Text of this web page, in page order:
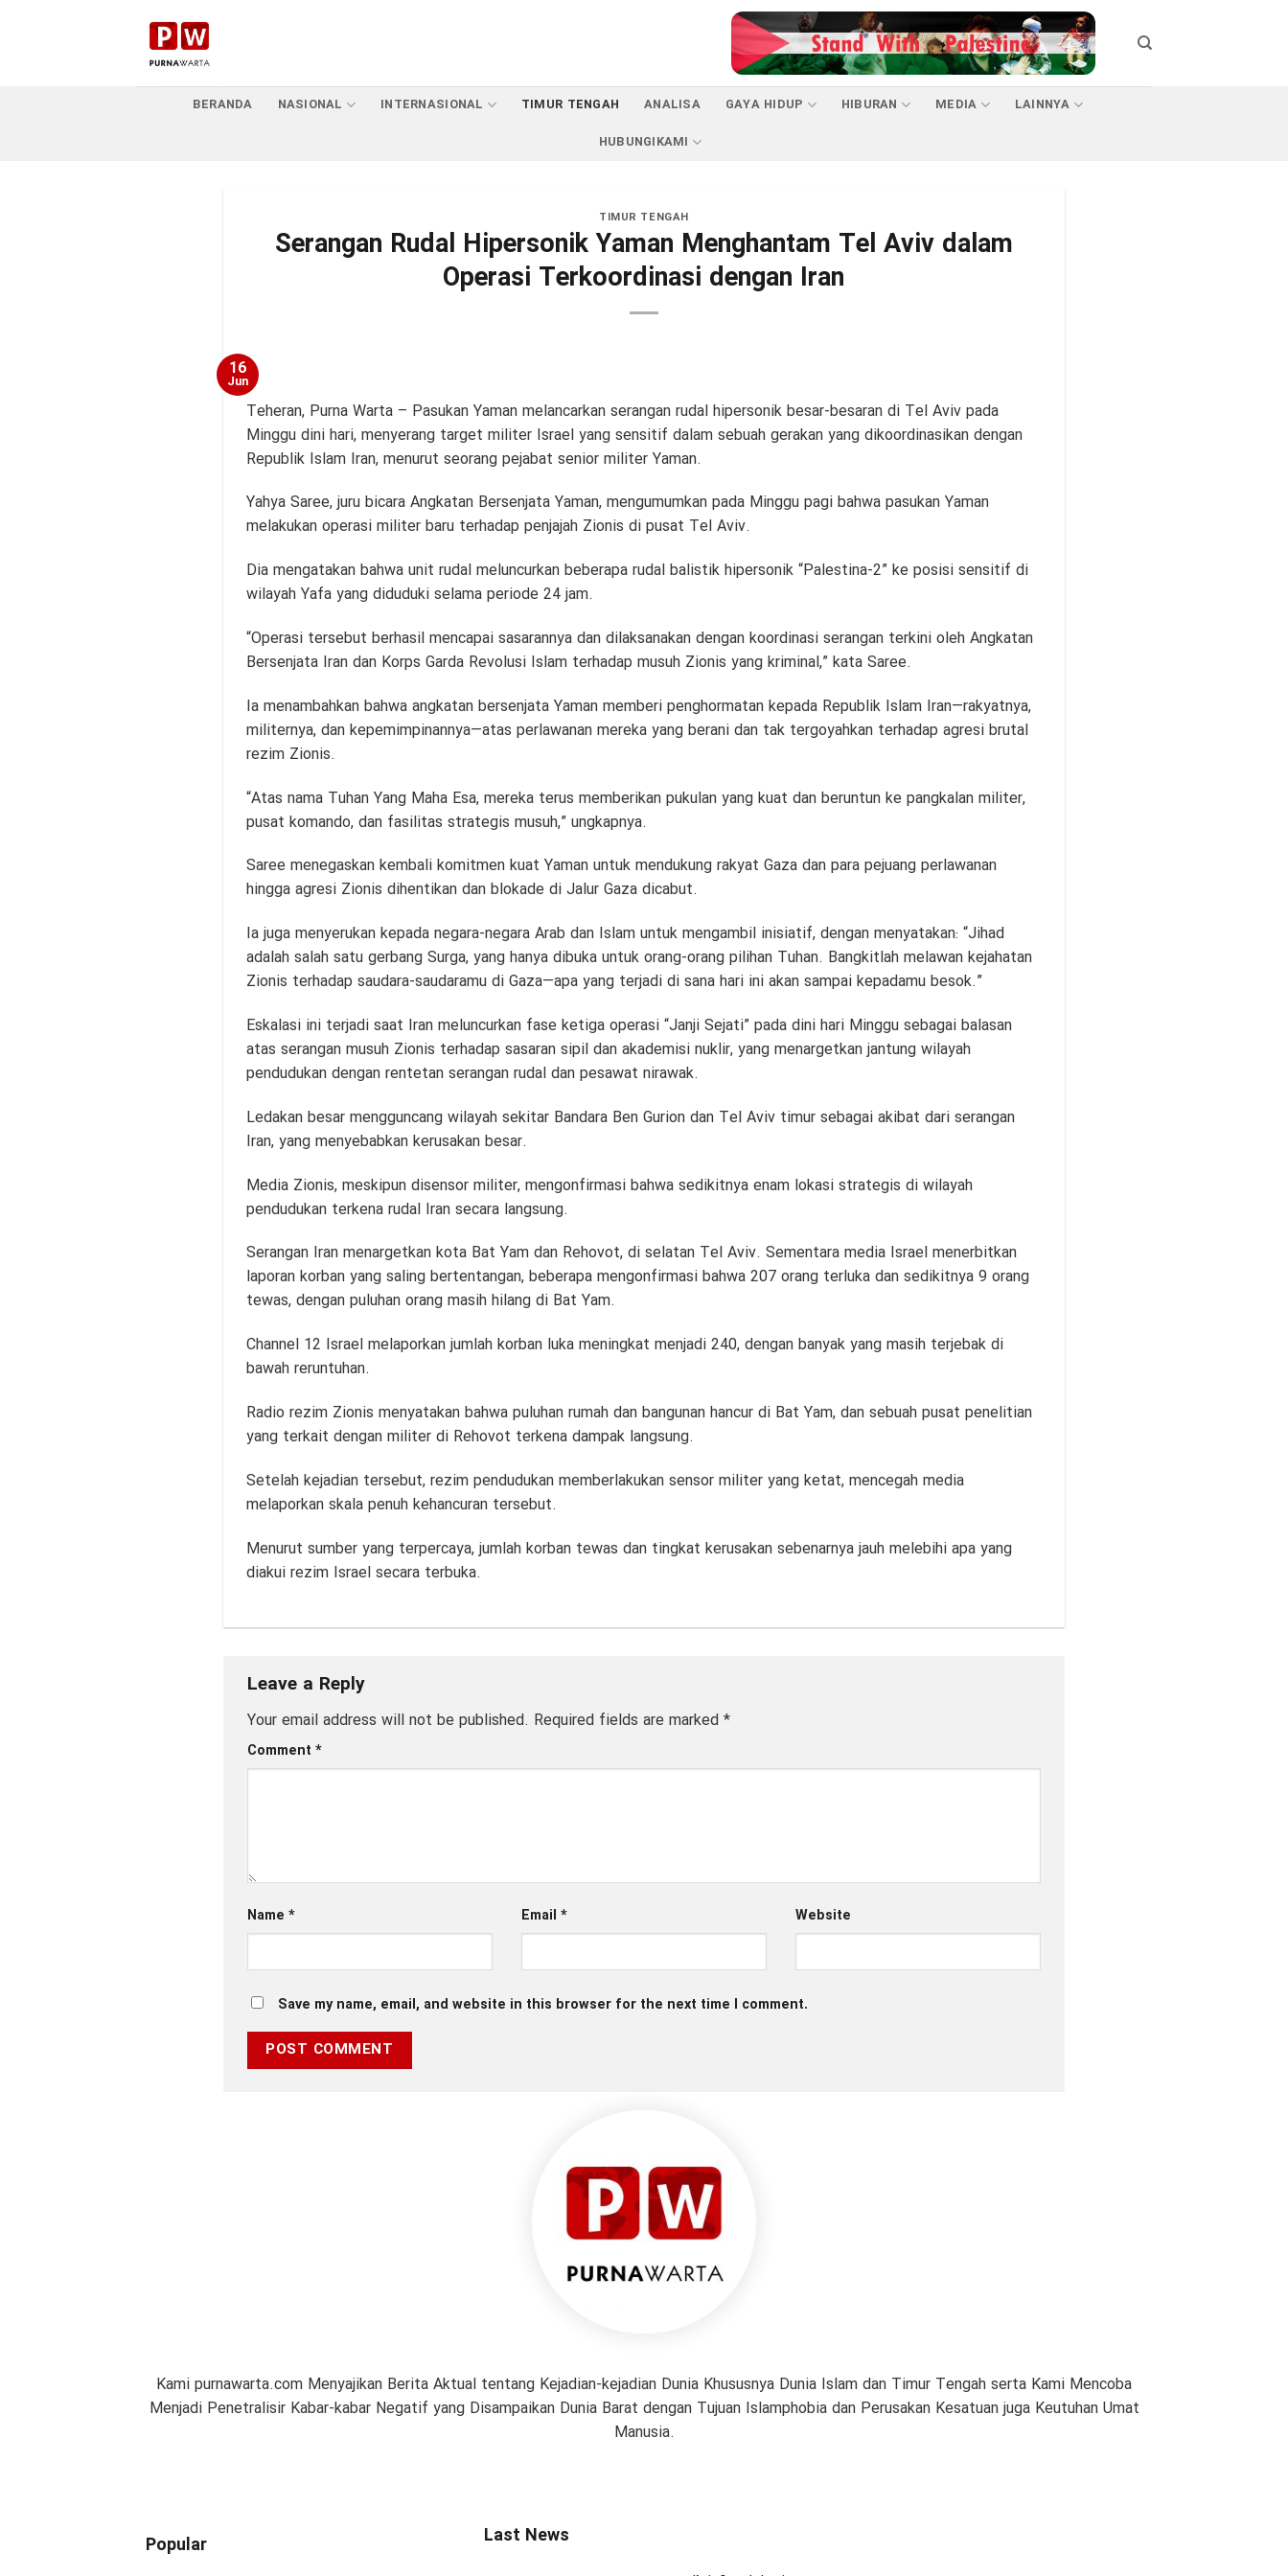
BERANDA NASIONAL INTERNASIONAL TIMUR TENGAH ANALISA GAYA HIDUP HIBURAN MEDIA
LAINNYA
HUBUNGIKAMI
TIMUR TENGAH
Serangan Rudal Hipersonik Yaman Menghantam Tel Aviv dalam
Operasi Terkoordinasi dengan Iran
16
Jun
Teheran, Purna Warta – Pasukan Yaman melancarkan serangan rudal hipersonik besar-besaran di Tel Aviv pada
Minggu dini hari, menyerang target militer Israel yang sensitif dalam sebuah gerakan yang dikoordinasikan dengan
Republik Islam Iran, menurut seorang pejabat senior militer Yaman.
Yahya Saree, juru bicara Angkatan Bersenjata Yaman, mengumumkan pada Minggu pagi bahwa pasukan Yaman
melakukan operasi militer baru terhadap penjajah Zionis di pusat Tel Aviv.
Dia mengatakan bahwa unit rudal meluncurkan beberapa rudal balistik hipersonik “Palestina-2” ke posisi sensitif di
wilayah Yafa yang diduduki selama periode 24 jam.
“Operasi tersebut berhasil mencapai sasarannya dan dilaksanakan dengan koordinasi serangan terkini oleh Angkatan
Bersenjata Iran dan Korps Garda Revolusi Islam terhadap musuh Zionis yang kriminal,” kata Saree.
Ia menambahkan bahwa angkatan bersenjata Yaman memberi penghormatan kepada Republik Islam Iran—rakyatnya,
militernya, dan kepemimpinannya—atas perlawanan mereka yang berani dan tak tergoyahkan terhadap agresi brutal
rezim Zionis.
“Atas nama Tuhan Yang Maha Esa, mereka terus memberikan pukulan yang kuat dan beruntun ke pangkalan militer,
pusat komando, dan fasilitas strategis musuh,” ungkapnya.
Saree menegaskan kembali komitmen kuat Yaman untuk mendukung rakyat Gaza dan para pejuang perlawanan
hingga agresi Zionis dihentikan dan blokade di Jalur Gaza dicabut.
Ia juga menyerukan kepada negara-negara Arab dan Islam untuk mengambil inisiatif, dengan menyatakan: “Jihad
adalah salah satu gerbang Surga, yang hanya dibuka untuk orang-orang pilihan Tuhan. Bangkitlah melawan kejahatan
Zionis terhadap saudara-saudaramu di Gaza—apa yang terjadi di sana hari ini akan sampai kepadamu besok.”
Eskalasi ini terjadi saat Iran meluncurkan fase ketiga operasi “Janji Sejati” pada dini hari Minggu sebagai balasan
atas serangan musuh Zionis terhadap sasaran sipil dan akademisi nuklir, yang menargetkan jantung wilayah
pendudukan dengan rentetan serangan rudal dan pesawat nirawak.
Ledakan besar mengguncang wilayah sekitar Bandara Ben Gurion dan Tel Aviv timur sebagai akibat dari serangan
Iran, yang menyebabkan kerusakan besar.
Media Zionis, meskipun disensor militer, mengonfirmasi bahwa sedikitnya enam lokasi strategis di wilayah
pendudukan terkena rudal Iran secara langsung.
Serangan Iran menargetkan kota Bat Yam dan Rehovot, di selatan Tel Aviv. Sementara media Israel menerbitkan
laporan korban yang saling bertentangan, beberapa mengonfirmasi bahwa 207 orang terluka dan sedikitnya 9 orang
tewas, dengan puluhan orang masih hilang di Bat Yam.
Channel 12 Israel melaporkan jumlah korban luka meningkat menjadi 240, dengan banyak yang masih terjebak di
bawah reruntuhan.
Radio rezim Zionis menyatakan bahwa puluhan rumah dan bangunan hancur di Bat Yam, dan sebuah pusat penelitian
yang terkait dengan militer di Rehovot terkena dampak langsung.
Setelah kejadian tersebut, rezim pendudukan memberlakukan sensor militer yang ketat, mencegah media
melaporkan skala penuh kehancuran tersebut.
Menurut sumber yang terpercaya, jumlah korban tewas dan tingkat kerusakan sebenarnya jauh melebihi apa yang
diakui rezim Israel secara terbuka.
Leave a Reply
Your email address will not be published. Required fields are marked *
Comment *
Name * Email * Website
Save my name, email, and website in this browser for the next time I comment.
Kami purnawarta.com Menyajikan Berita Aktual tentang Kejadian-kejadian Dunia Khususnya Dunia Islam dan Timur Tengah serta Kami Mencoba
Menjadi Penetralisir Kabar-kabar Negatif yang Disampaikan Dunia Barat dengan Tujuan Islamphobia dan Perusakan Kesatuan juga Keutuhan Umat
Manusia.
Popular Last News